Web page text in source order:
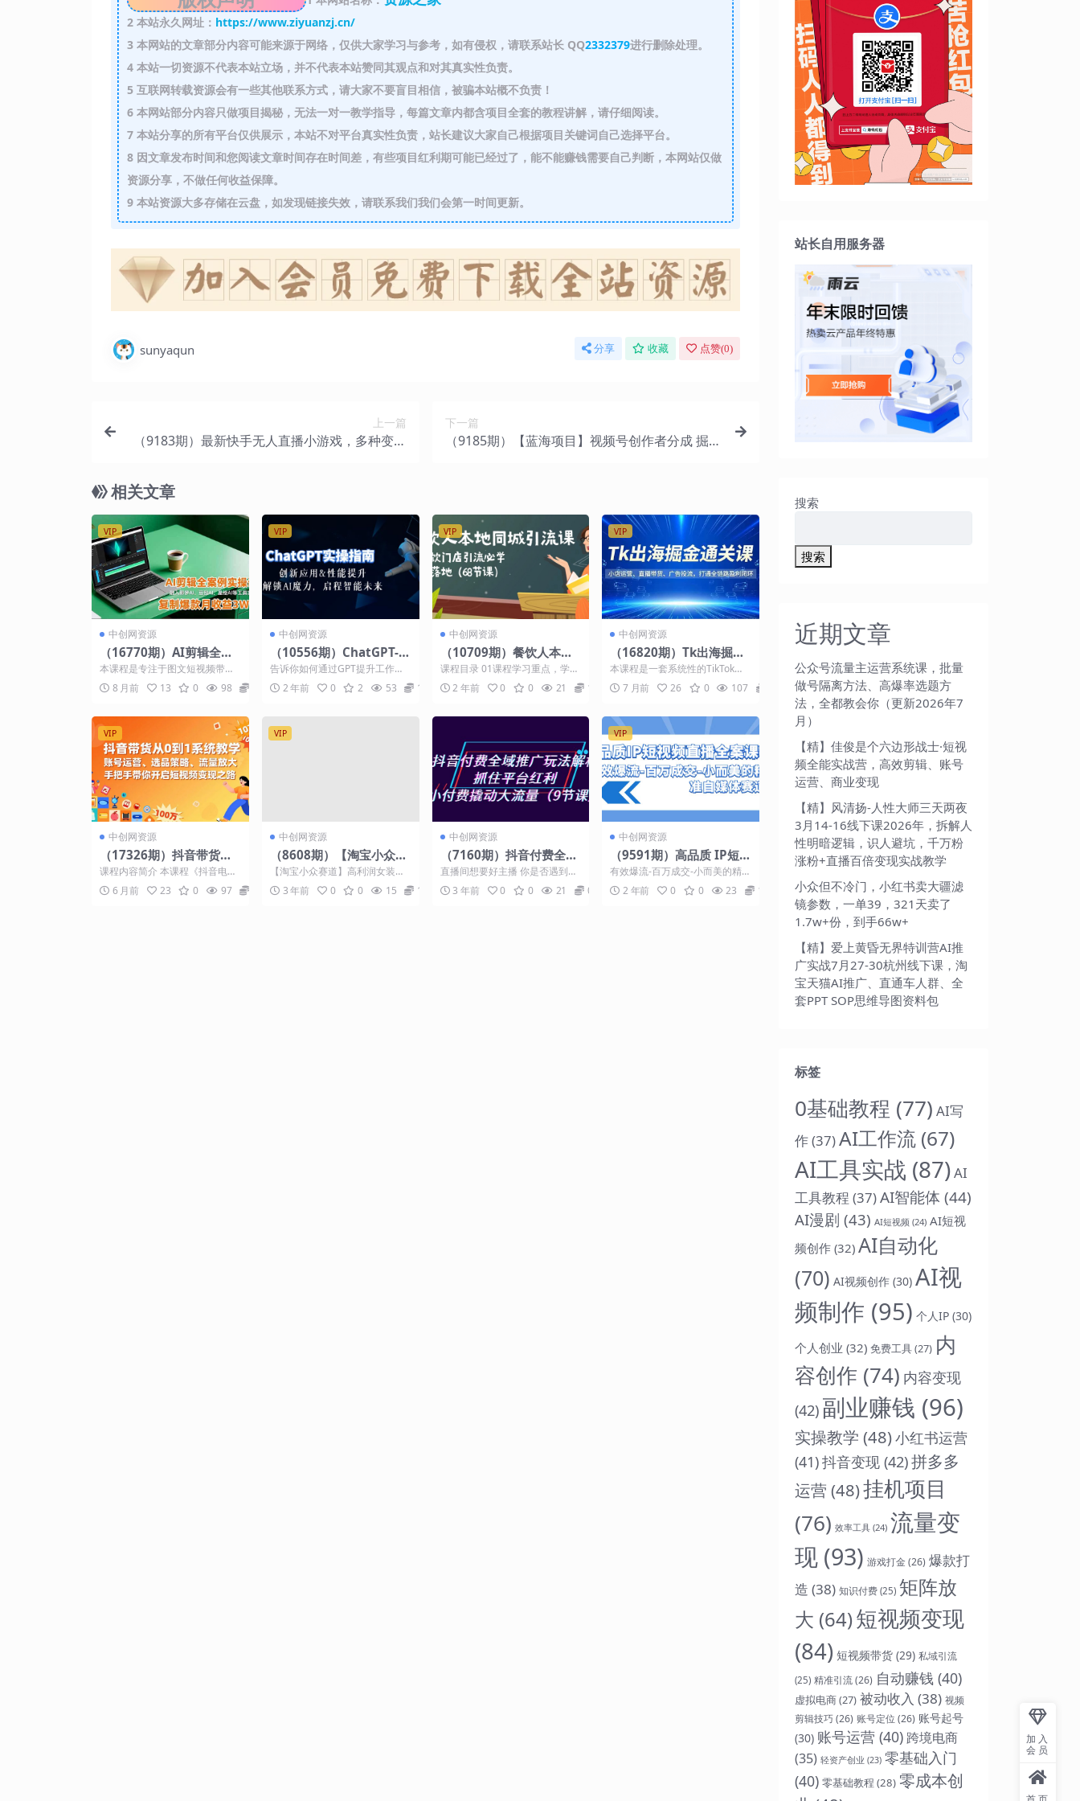
2本站永久网址： https://www.ziyuanzj.cn/
3本网站的文章部分内容可能来源于网络，仅供大家学习与参考，如有侵权，请联系站长 QQ2332379进行删除处理。
4本站一切资源不代表本站立场，并不代表本站赞同其观点和对其真实性负责。
5互联网转载资源会有一些其他联系方式，请大家不要盲目相信，被骗本站概不负责！
6本网站部分内容只做项目揭秘，无法一对一教学指导，每篇文章内都含项目全套的教程讲解，请仔细阅读。
7本站分享的所有平台仅供展示，本站不对平台真实性负责，站长建议大家自己根据项目关键词自己选择平台。
8因文章发布时间和您阅读文章时间存在时间差，有些项目红利期可能已经过了，能不能赚钱需要自己判断，本网站仅做
资源分享，不做任何收益保障。
9本站资源大多存储在云盘，如发现链接失效，请联系我们我们会第一时间更新。
sunyaqun 分享 收藏 点赞(0)
上一篇
（9183期）最新快手无人直播小游戏，多种变现
下一篇
（9185期）【蓝海项目】视频号创作者分成 掘金
相关文章
VIP
中创网资源
（16770期）AI剪辑全案
例实操课，融入即梦AI、
豆包AI、星绘AI等工具实
操，复制爆款月收益3W+
本课程是专注于图文短视频带货
的AI剪辑实战专栏，涵盖服装平
铺、模特展示、动态效果...
8 月前 13 0 98
VIP
中创网资源
（10556期）ChatGPT-实
操指南：创新应用及性能
提升，解锁 AI魔力，启程
智能未来-30节
告诉你如何通过GPT提升工作效
率，生活质量，并开拓无尽的可
能性。从普通对话，到数...
2 年前 0 2 53 10
VIP
中创网资源
（10709期）餐饮人本地
同城引流课：餐饮门店引
流必学，易落地（68节
课）
课程目录 01课程学习重点，学员
必看.mp4 02前言-餐饮人为什么
要做同城团购...
2 年前 0 0 21 10
VIP
中创网资源
（16820期）Tk出海掘金
通关课，小店运营、直播
带货、广告投流，打通全
链路盈利闭环
本课程是一套系统性的TikTok跨
境电商全链路实战教程，旨在帮
助学员从零开始打通...
7 月前 26 0 107
VIP
中创网资源
（17326期）抖音带货从0
到1系统教学，账号运营、
选品策略、流量放大，手
把手带你开启短视频变现
课程内容简介 本课程《抖音电商-
抖音带货教程》是一套面向抖音
带货新手的系统化入门...
6 月前 23 0 97
VIP
中创网资源
（8608期）【淘宝小众赛
道】高利润女装：1单必赚
1000元，超暴力可矩阵
【淘宝小众赛道】高利润女装：
1单必赚1000元，超暴力可矩阵
新的一年，我觉得...
3 年前 0 0 15 10
中创网资源
（7160期）抖音付费全域
推广玩法解析：抓住平台
红利，小付费撬动大流量
（9节课）
直播间想要好主播 你是否遇到这
些问题? 新手商家，直播间流量
很少，不知道付费如何...
3 年前 0 0 21 0
VIP
中创网资源
（9591期）高品质 IP短
视频直播-全案课程，有效
爆流-百万成交-小而美的精
准自媒体赛道
有效爆流-百万成交-小而美的精
准自媒体赛道 ★ IP策划与运营
短视频爆流与涨粉...
2 年前 0 0 23 10
站长自用服务器
搜索
搜索
近期文章
公众号流量主运营系统课，批量
做号隔离方法、高爆率选题方
法，全都教会你（更新2026年7
月）
【精】佳俊是个六边形战士·短视
频全能实战营，高效剪辑、账号
运营、商业变现
【精】风清扬-人性大师三天两夜
3月14-16线下课2026年，拆解人
性明暗逻辑，识人避坑，千万粉
涨粉+直播百倍变现实战教学
小众但不冷门，小红书卖大疆滤
镜参数，一单39，321天卖了
1.7w+份，到手66w+
【精】爱上黄昏无界特训营AI推
广实战7月27-30杭州线下课，淘
宝天猫AI推广、直通车人群、全
套PPT SOP思维导图资料包
标签
0基础教程 (77) AI写
作(37)AI工作流 (67)
AI工具实战 (87)AI
工具教程 (37)AI智能体 (44)
AI漫剧 (43) AI短视频 (24) AI短视
频创作 (32) AI自动化
(70) AI视频创作 (30) AI视
频制作 (95) 个人IP (30)
个人创业 (32) 免费工具(27) 内
容创作 (74) 内容变现
(42) 副业赚钱 (96)
实操教学 (48)小红书运营
(41)抖音变现 (42)拼多多
运营 (48)挂机项目
(76) 效率工具 (24) 流量变
现 (93) 游戏打金(26) 爆款打
造 (38) 知识付费 (25) 矩阵放
大 (64)短视频变现
(84) 短视频带货 (29) 私域引流
(25) 精准引流(26) 自动赚钱 (40)
虚拟电商(27) 被动收入 (38) 视频
剪辑技巧(26) 账号定位 (26) 账号起号
(30) 账号运营 (40) 跨境电商
(35) 轻资产创业 (23) 零基础入门
(40) 零基础教程 (28) 零成本创
加入
会员